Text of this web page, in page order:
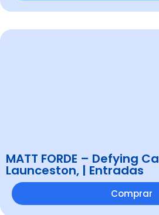
MATT FORDE – Defying
Launceston, | Entradas
Comprar